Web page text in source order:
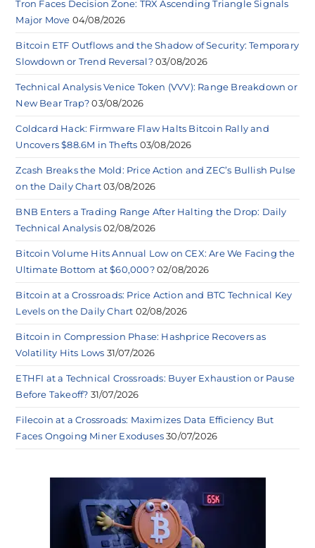
Tron Faces Decision Zone: TRX Ascending Triangle Signals
Major Move 04/08/2026
Bitcoin ETF Outflows and the Shadow of Security: Temporary
Slowdown or Trend Reversal? 03/08/2026
Technical Analysis Venice Token (VVV): Range Breakdown or
New Bear Trap? 03/08/2026
Coldcard Hack: Firmware Flaw Halts Bitcoin Rally and
Uncovers $88.6M in Thefts 03/08/2026
Zcash Breaks the Mold: Price Action and ZEC’s Bullish Pulse
on the Daily Chart 03/08/2026
BNB Enters a Trading Range After Halting the Drop: Daily
Technical Analysis 02/08/2026
Bitcoin Volume Hits Annual Low on CEX: Are We Facing the
Ultimate Bottom at $60,000? 02/08/2026
Bitcoin at a Crossroads: Price Action and BTC Technical Key
Levels on the Daily Chart 02/08/2026
Bitcoin in Compression Phase: Hashprice Recovers as
Volatility Hits Lows 31/07/2026
ETHFI at a Technical Crossroads: Buyer Exhaustion or Pause
Before Takeoff? 31/07/2026
Filecoin at a Crossroads: Maximizes Data Efficiency But
Faces Ongoing Miner Exoduses 30/07/2026